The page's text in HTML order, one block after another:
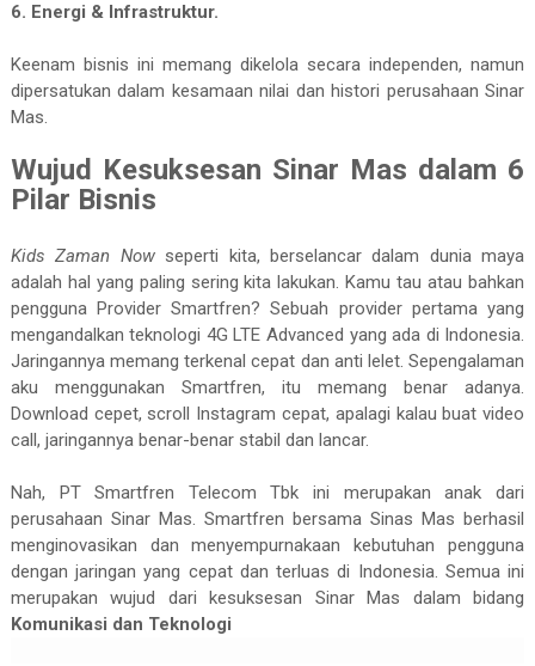
6. Energi & Infrastruktur.
Keenam bisnis ini memang dikelola secara independen, namun
dipersatukan dalam kesamaan nilai dan histori perusahaan Sinar
Mas.
Wujud Kesuksesan Sinar Mas dalam 6
Pilar Bisnis
Kids Zaman Nowseperti kita, berselancar dalam dunia maya
adalah hal yang paling sering kita lakukan. Kamu tau atau bahkan
pengguna Provider Smartfren? Sebuah provider pertama yang
mengandalkan teknologi 4G LTE Advanced yang ada di Indonesia.
Jaringannya memang terkenal cepat dan anti lelet. Sepengalaman
aku menggunakan Smartfren, itu memang benar adanya.
Download cepet, scroll Instagram cepat, apalagi kalau buat video
call, jaringannya benar-benar stabil dan lancar.
Nah, PT Smartfren Telecom Tbk ini merupakan anak dari
perusahaan Sinar Mas. Smartfren bersama Sinas Mas berhasil
menginovasikan dan menyempurnakaan kebutuhan pengguna
dengan jaringan yang cepat dan terluas di Indonesia. Semua ini
merupakan wujud dari kesuksesan Sinar Mas dalam bidang
Komunikasi dan Teknologi